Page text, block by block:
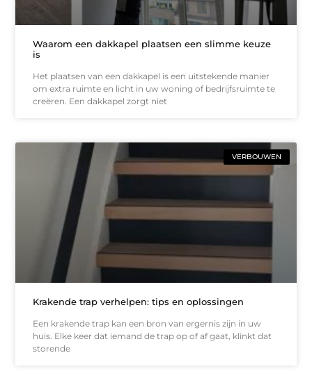
Waarom een dakkapel plaatsen een slimme keuze
is
Het plaatsen van een dakkapel is een uitstekende manier
om extra ruimte en licht in uw woning of bedrijfsruimte te
creëren. Een dakkapel zorgt niet
VERBOUWEN
Krakende trap verhelpen: tips en oplossingen
Een krakende trap kan een bron van ergernis zijn in uw
huis. Elke keer dat iemand de trap op of af gaat, klinkt dat
storende